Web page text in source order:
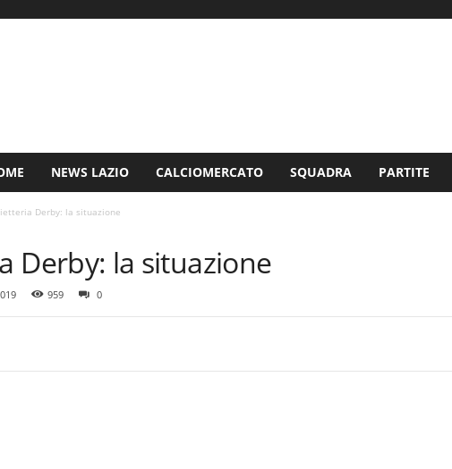
NEWS LAZIO CALCIOMERCATO SQUADRA PARTITE
Derby: la situazione
Derby: la situazione
959 0